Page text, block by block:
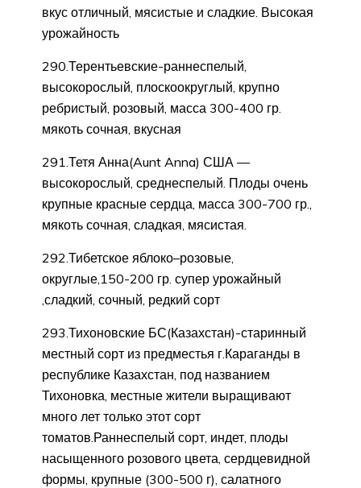
вкус отличный, мясистые и сладкие. Высокая
урожайность
290.Терентьевские-раннеспелый,
высокорослый, плоскоокруглый, крупно
ребристый, розовый, масса 300-400 гр.
мякоть сочная, вкусная
291.Тетя Анна(Aunt Anna) США —
высокорослый, среднеспелый. Плоды очень
крупные красные сердца, масса 300-700 гр.,
мякоть сочная, сладкая, мясистая.
292.Тибетское яблоко–розовые,
округлые,150-200 гр. супер урожайный
,сладкий, сочный, редкий сорт
293.Тихоновские БС(Казахстан)-старинный
местный сорт из предместья г.Караганды в
республике Казахстан, под названием
Тихоновка, местные жители выращивают
много лет только этот сорт
томатов.Раннеспелый сорт, индет, плоды
насыщенного розового цвета, сердцевидной
формы, крупные (300-500 г), салатного